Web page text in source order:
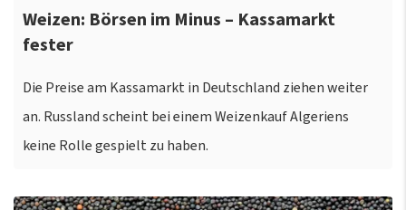
Weizen: Börsen im Minus – Kassamarkt
fester
Die Preise am Kassamarkt in Deutschland ziehen weiter
an. Russland scheint bei einem Weizenkauf Algeriens
keine Rolle gespielt zu haben.